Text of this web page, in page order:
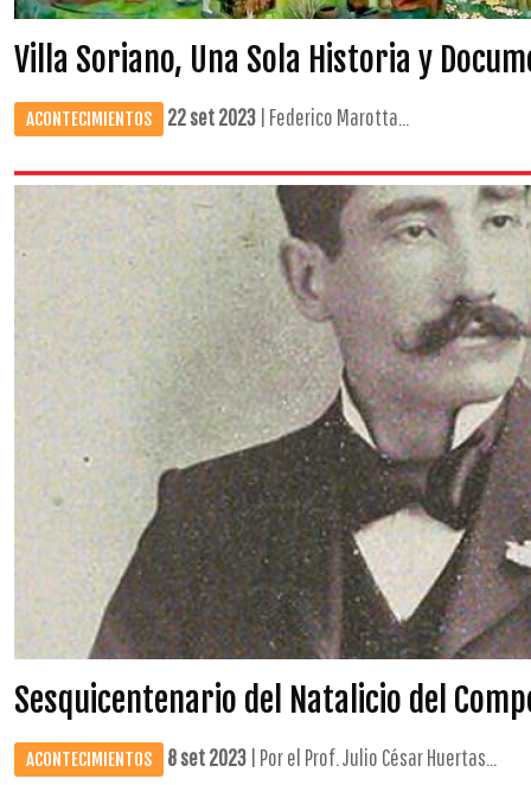
Villa Soriano, Una Sola Historia y
ACONTECIMIENTOS 22 set 2023 | Federico Marotta...
Sesquicentenario del Natalicio del
ACONTECIMIENTOS 8 set 2023 | Por el Prof. Julio César Huertas...